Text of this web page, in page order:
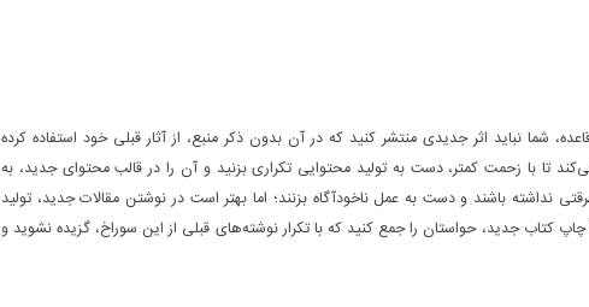
شما نباید اثر جدیدی منتشر کنید که در آن بدون ذکر منبع، از آثار قبلی خود استفاده کرده
با زحمت کمتر،‌ دست به تولید محتوایی تکراری بزنید و آن را در قالب محتوای جدید، به
نداشته باشند و دست به عمل ناخودآگاه بزنند؛ اما بهتر است در نوشتن مقالات جدید، تولید
کتاب جدید، حواستان را جمع کنید که با تکرار نوشته‌های قبلی‌ از این سوراخ، گزیده نشوید و